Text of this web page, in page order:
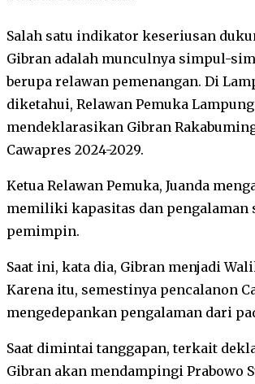
Salah satu indikator keseriusan
Gibran adalah munculnya simpul-
berupa relawan pemenangan. Di
diketahui, Relawan Pemuka Lampung
mendeklarasikan Gibran
Cawapres 2024-2029.
Ketua Relawan Pemuka, Juanda
memiliki kapasitas dan pengalaman
pemimpin.
Saat ini, kata dia, Gibran menjadi
Karena itu, semestinya pencalanon
mengedepankan pengalaman dari
Saat dimintai tanggapan, terkait
Gibran akan mendampingi Prabowo